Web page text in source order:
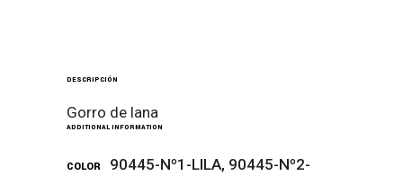
DESCRIPCIÓN
Gorro de lana
ADDITIONAL INFORMATION
COLOR
90445-Nº1-LILA, 90445-Nº2-